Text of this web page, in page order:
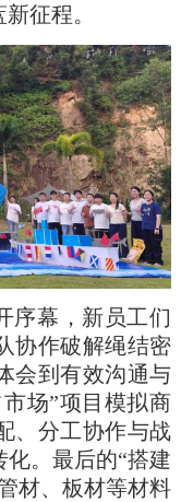
征程。
序幕，新员工们
协作破解绳结密
会到有效沟通与
场”项目模拟商
、分工协作与战
。最后的“搭建
材、板材等材料